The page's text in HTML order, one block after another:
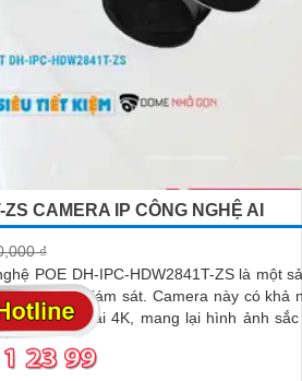
CAMERA IP CÔNG NGHỆ AI
₫
POE DH-IPC-HDW2841T-ZS là một
Camera này có khả năng ghi
độ phân giải 4K, mang lại hình ảnh